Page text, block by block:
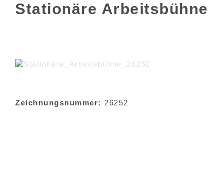
Stationäre Arbeitsbühne
Zeichnungsnummer: 26252